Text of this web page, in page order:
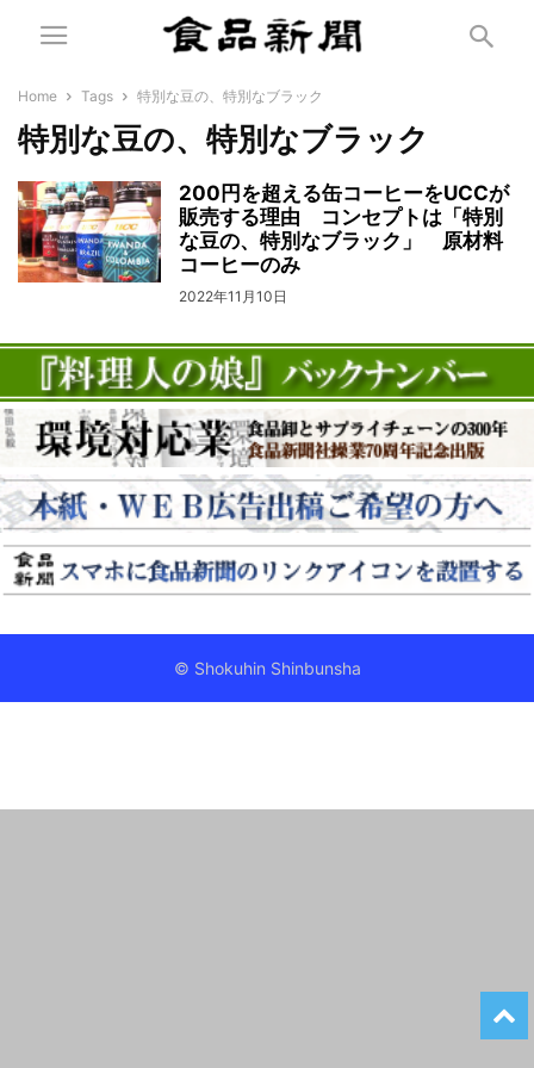
Home Tags 特別な豆の、特別なブラック
特別な豆の、特別なブラック
200円を超える缶コーヒーをUCCが
販売する理由 コンセプトは「特別
な豆の、特別なブラック」 原材料
コーヒーのみ
2022年11月10日
© Shokuhin Shinbunsha